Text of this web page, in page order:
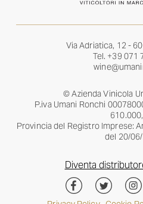
Via Adriatica, 12 -
Tel. +39 071
© Azienda Vinicola
P.iva Umani Ronchi
Provincia del Registro Imprese:
del 20/
Diventa